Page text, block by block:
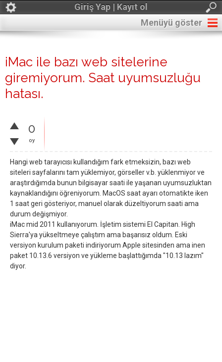
Giriş Yap | Kayıt ol
Menüyü göster
iMac ile bazı web sitelerine
giremiyorum. Saat uyumsuzluğu
hatası.
0
oy
Hangi web tarayıcısı kullandığım fark etmeksizin, bazı web
siteleri sayfalarını tam yüklemiyor, görseller v.b. yüklenmiyor ve
araştırdığımda bunun bilgisayar saati ile yaşanan uyumsuzluktan
kaynaklandığını öğreniyorum. MacOS saat ayarı otomatikte iken
1 saat geri gösteriyor, manuel olarak düzeltiyorum saati ama
durum değişmiyor.
iMac mid 2011 kullanıyorum. İşletim sistemi El Capitan. High
Sierra'ya yükseltmeye çalıştım ama başarısız oldum. Eski
versiyon kurulum paketi indiriyorum Apple sitesinden ama inen
paket 10.13.6 versiyon ve yükleme başlattığımda "10.13 lazım"
diyor.